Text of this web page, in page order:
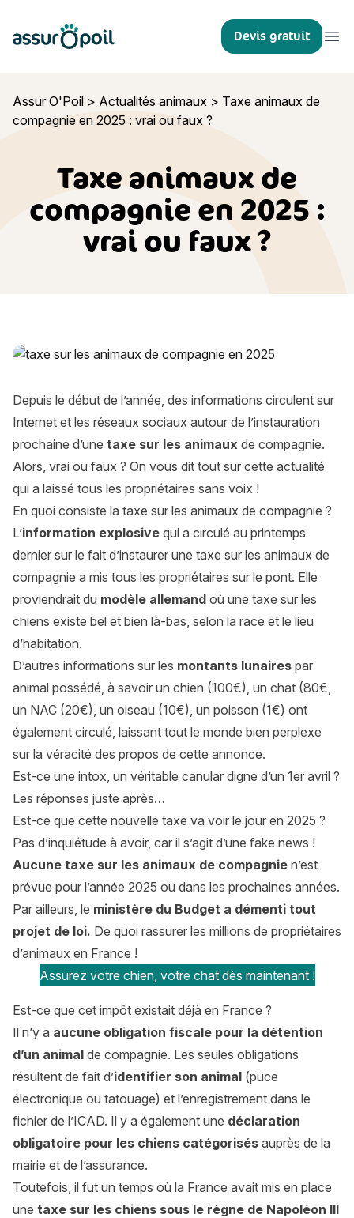
Assur O'Poil Devis gratuit
Assur O'Poil > Actualités animaux > Taxe animaux de
compagnie en 2025 : vrai ou faux ?
Taxe animaux de
compagnie en 2025 :
vrai ou faux ?
Taxe animaux de compagnie en 2025 : vrai ou faux ?
Depuis le début de l’année, des informations circulent sur
Internet et les réseaux sociaux autour de l’instauration
prochaine d’une taxe sur les animaux de compagnie.
Alors, vrai ou faux ? On vous dit tout sur cette actualité
qui a laissé tous les propriétaires sans voix !
En quoi consiste la taxe sur les animaux de compagnie ?
L’information explosive qui a circulé au printemps
dernier sur le fait d’instaurer une taxe sur les animaux de
compagnie a mis tous les propriétaires sur le pont. Elle
proviendrait du modèle allemand où une taxe sur les
chiens existe bel et bien là-bas, selon la race et le lieu
d’habitation.
D’autres informations sur les montants lunaires par
animal possédé, à savoir un chien (100€), un chat (80€,
un NAC (20€), un oiseau (10€), un poisson (1€) ont
également circulé, laissant tout le monde bien perplexe
sur la véracité des propos de cette annonce.
Est-ce une intox, un véritable canular digne d’un 1er avril ?
Les réponses juste après…
Est-ce que cette nouvelle taxe va voir le jour en 2025 ?
Pas d’inquiétude à avoir, car il s’agit d’une fake news !
Aucune taxe sur les animaux de compagnie n’est
prévue pour l’année 2025 ou dans les prochaines années.
Par ailleurs, le ministère du Budget a démenti tout
projet de loi. De quoi rassurer les millions de propriétaires
d’animaux en France !
Assurez votre chien, votre chat dès maintenant !
Est-ce que cet impôt existait déjà en France ?
Il n’y a aucune obligation fiscale pour la détention
d’un animal de compagnie. Les seules obligations
résultent de fait d’identifier son animal (puce
électronique ou tatouage) et l’enregistrement dans le
fichier de l’ICAD. Il y a également une déclaration
obligatoire pour les chiens catégorisés auprès de la
mairie et de l’assurance.
Toutefois, il fut un temps où la France avait mis en place
une taxe sur les chiens sous le règne de Napoléon III